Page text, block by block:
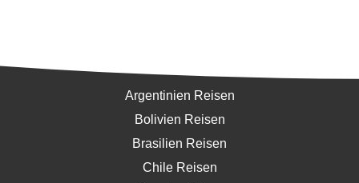
Argentinien Reisen
Bolivien Reisen
Brasilien Reisen
Chile Reisen